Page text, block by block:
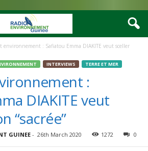
environnement : Safiatou Emma DIAKITE veut sceller
INTERVIEWS TERRE ET MER
:
DIAKITE veut
“sacrée”
GUINEE - 26th March 2020 1272 0